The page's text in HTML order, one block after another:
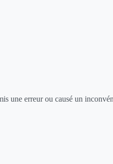
une erreur ou causé un